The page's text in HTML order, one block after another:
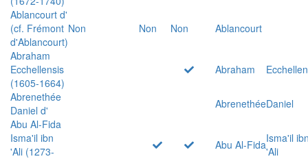
Ablancourt d'
(cf. Frémont
d'Ablancourt)
Non Non Non
Ablancourt
Abraham
Ecchellensis
(1605-1664)
Abraham
Abrenethée
Daniel d'
AbrenethéeDaniel
Abu Al-Fida
Isma'il ibn
'Ali (1273-
Abu Al-FidaIsma'il
'Ali